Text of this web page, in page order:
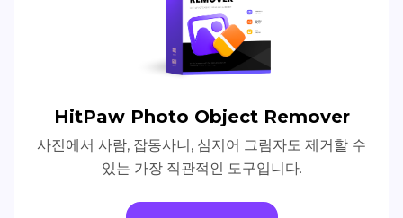
HitPaw Photo Object Remover
사진에서 사람, 잡동사니, 심지어 그림자도 제거할 수
있는 가장 직관적인 도구입니다.